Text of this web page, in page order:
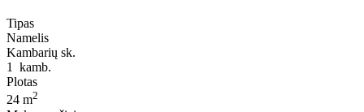
Tipas
Namelis
Kambarių sk.
1
kamb.
Plotas
24 m2